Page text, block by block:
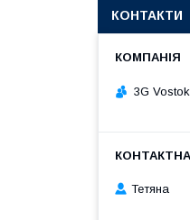
КОНТАКТИ
3G Vostok
Тетяна